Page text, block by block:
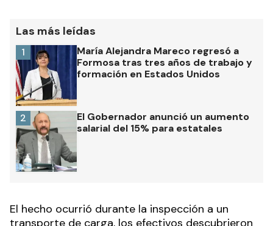
Las más leídas
María Alejandra Mareco regresó a
Formosa tras tres años de trabajo y
formación en Estados Unidos
1
El Gobernador anunció un aumento
salarial del 15% para estatales
2
El hecho ocurrió durante la inspección a un
transporte de carga, los efectivos descubrieron